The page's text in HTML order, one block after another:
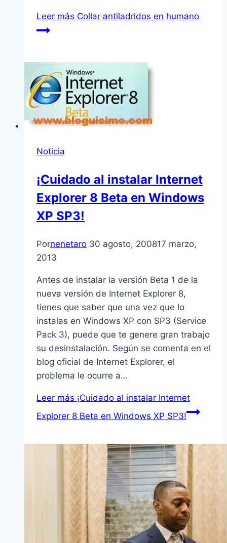
Leer más Collar antiladridos en humano
Noticia
¡Cuidado al instalar Internet
Explorer 8 Beta en Windows
XP SP3!
Pornenetaro 30 agosto, 200817 marzo,
2013
Antes de instalar la versión Beta 1 de la
nueva versión de Internet Explorer 8,
tienes que saber que una vez que lo
instalas en Windows XP con SP3 (Service
Pack 3), puede que te genere gran trabajo
su desinstalación. Según se comenta en el
blog oficial de Internet Explorer, el
problema le ocurre a…
Leer más ¡Cuidado al instalar Internet
Explorer 8 Beta en Windows XP SP3!